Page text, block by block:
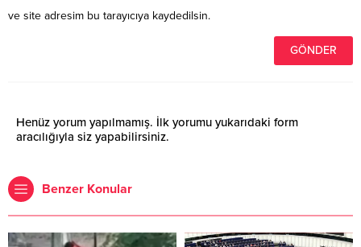
ve site adresim bu tarayıcıya kaydedilsin.
Henüz yorum yapılmamış. İlk yorumu yukarıdaki form
aracılığıyla siz yapabilirsiniz.
Benzer Konular